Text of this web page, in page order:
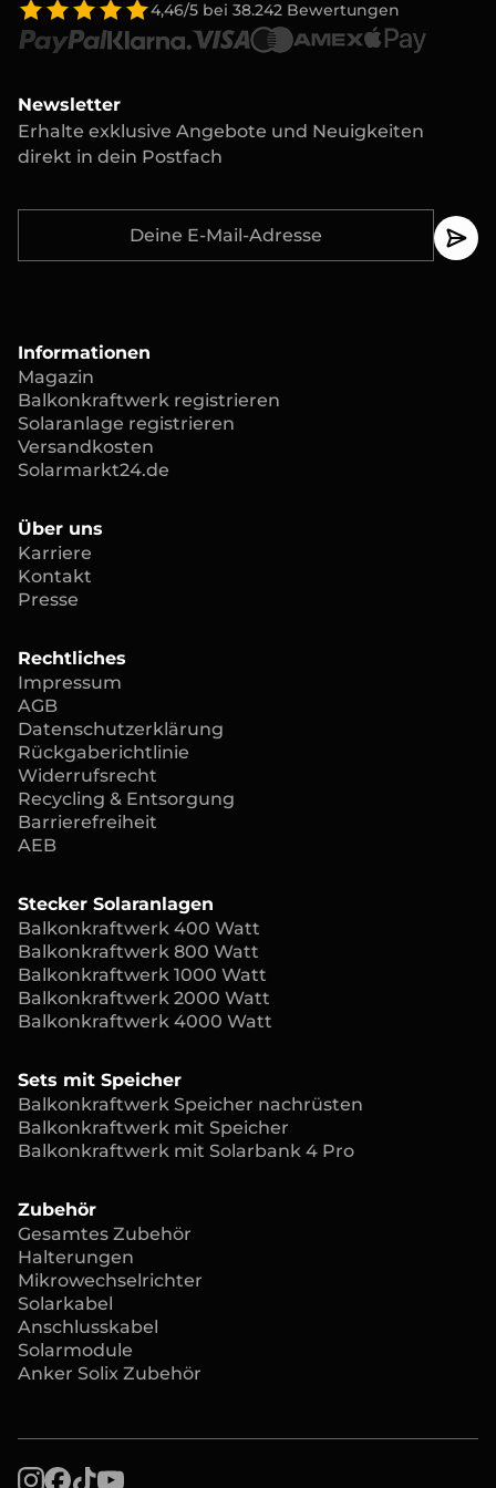
4,46/5 bei 38.242 Bewertungen
Informationen
Magazin
Balkonkraftwerk registrieren
Solaranlage registrieren
Versandkosten
Solarmarkt24.de
Über uns
Karriere
Kontakt
Presse
Rechtliches
Impressum
AGB
Datenschutzerklärung
Rückgaberichtlinie
Widerrufsrecht
Recycling & Entsorgung
Barrierefreiheit
AEB
Stecker Solaranlagen
Balkonkraftwerk 400 Watt
Balkonkraftwerk 800 Watt
Balkonkraftwerk 1000 Watt
Balkonkraftwerk 2000 Watt
Balkonkraftwerk 4000 Watt
Sets mit Speicher
Balkonkraftwerk Speicher nachrüsten
Balkonkraftwerk mit Speicher
Balkonkraftwerk mit Solarbank 4 Pro
Zubehör
Gesamtes Zubehör
Halterungen
Mikrowechselrichter
Solarkabel
Anschlusskabel
Solarmodule
Anker Solix Zubehör
Newsletter
Erhalte exklusive Angebote und Neuigkeiten
direkt in dein Postfach